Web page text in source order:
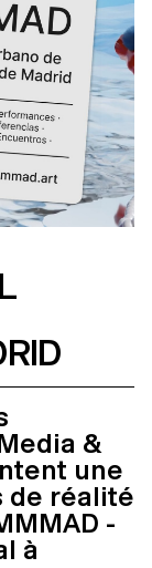
&
une
de réalité
-
à